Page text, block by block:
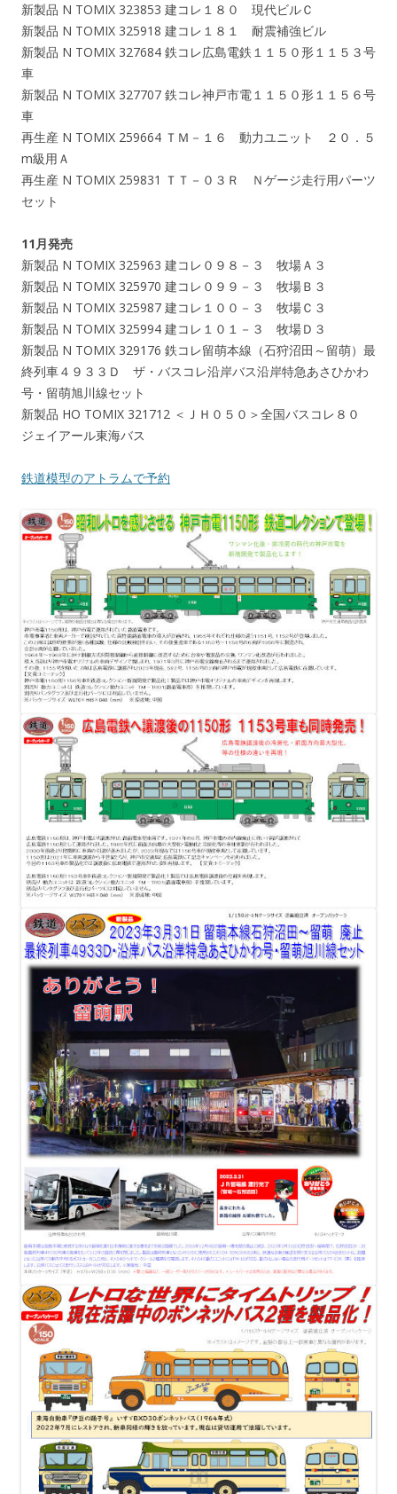
新製品 N TOMIX 323853 建コレ１８０ 現代ビルＣ
新製品 N TOMIX 325918 建コレ１８１ 耐震補強ビル
新製品 N TOMIX 327684 鉄コレ広島電鉄１１５０形１１５３号
車
新製品 N TOMIX 327707 鉄コレ神戸市電１１５０形１１５６号
車
再生産 N TOMIX 259664 ＴＭ－１６ 動力ユニット ２０．５
m級用Ａ
再生産 N TOMIX 259831 ＴＴ－０３Ｒ Ｎゲージ走行用パーツ
セット
11月発売
新製品 N TOMIX 325963 建コレ０９８－３ 牧場Ａ３
新製品 N TOMIX 325970 建コレ０９９－３ 牧場Ｂ３
新製品 N TOMIX 325987 建コレ１００－３ 牧場Ｃ３
新製品 N TOMIX 325994 建コレ１０１－３ 牧場Ｄ３
新製品 N TOMIX 329176 鉄コレ留萌本線（石狩沼田～留萌）最
終列車４９３３Ｄ ザ・バスコレ沿岸バス沿岸特急あさひかわ
号・留萌旭川線セット
新製品 HO TOMIX 321712 ＜ＪＨ０５０＞全国バスコレ８０
ジェイアール東海バス
鉄道模型のアトラムで予約